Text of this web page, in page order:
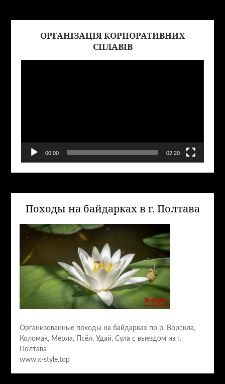
ОРГАНІЗАЦІЯ КОРПОРАТИВНИХ
СПЛАВІВ
00:00 02:20
Походы на байдарках в г. Полтава
Организованные походы на байдарках по р. Ворскла,
Коломак, Мерла, Псёл, Удай, Сула с выездом из г.
Полтава
www.x-style.top